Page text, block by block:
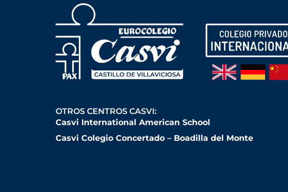
OTROS CENTROS CASVI:
Casvi International American School
Casvi Colegio Concertado – Boadilla del Monte